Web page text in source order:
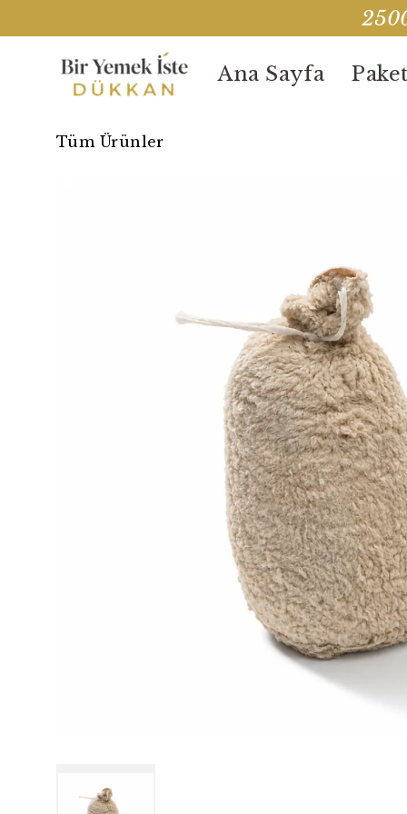
Ana Sayfa
Tüm Ürünler